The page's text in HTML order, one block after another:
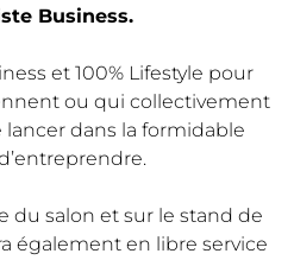
Business.
et 100% Lifestyle pour
ou qui collectivement
dans la formidable
du salon et sur le stand de
également en libre service